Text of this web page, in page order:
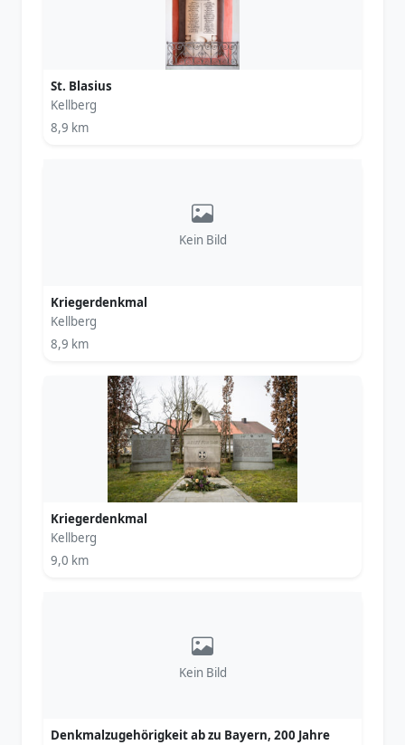
St. Blasius
Kellberg
8,9 km
Kein Bild
Kriegerdenkmal
Kellberg
8,9 km
Kriegerdenkmal
Kellberg
9,0 km
Kein Bild
Denkmalzugehörigkeit ab zu Bayern, 200 Jahre